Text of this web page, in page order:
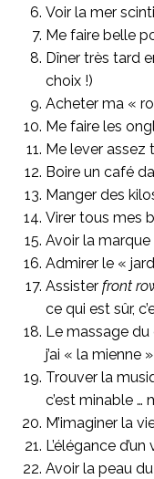
Voir la mer
Me faire belle
Dîner très tard
choix !)
Acheter ma «
Me faire les
Me lever assez
Boire un café
Manger des
Virer tous mes
Avoir la
Admirer le «
Assister front
ce qui est sûr,
Le massage du
j’ai « la mienne
Trouver la
c’est minable …
M’imaginer la
L’élégance
Avoir la peau